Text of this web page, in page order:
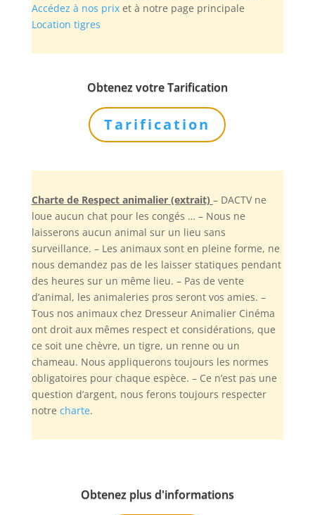
Accédez à nos prixet à notre page principale
Location tigres
Obtenez votre Tarification
Tarification
Charte de Respect animalier (extrait) – DACTV ne
loue aucun chat pour les congés … – Nous ne
laisserons aucun animal sur un lieu sans
surveillance. – Les animaux sont en pleine forme, ne
nous demandez pas de les laisser statiques pendant
des heures sur un même lieu. – Pas de vente
d’animal, les animaleries pros seront vos amies. –
Tous nos animaux chez Dresseur Animalier Cinéma
ont droit aux mêmes respect et considérations, que
ce soit une chèvre, un tigre, un renne ou un
chameau. Nous appliquerons toujours les normes
obligatoires pour chaque espèce. – Ce n’est pas une
question d’argent, nous ferons toujours respecter
notre charte.
Obtenez plus d'informations